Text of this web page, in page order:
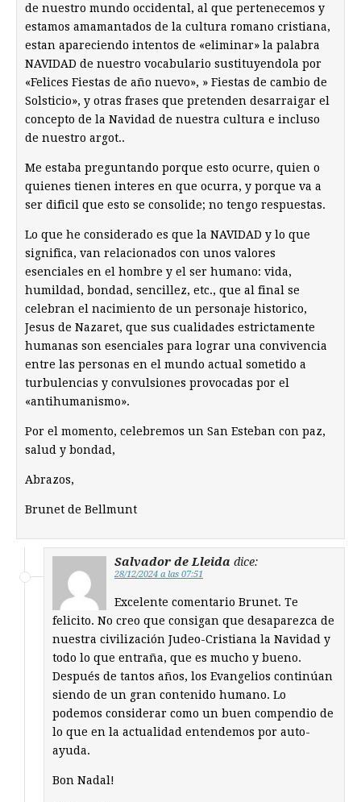
de nuestro mundo occidental, al que pertenecemos y
estamos amamantados de la cultura romano cristiana,
estan apareciendo intentos de «eliminar» la palabra
NAVIDAD de nuestro vocabulario sustituyendola por
«Felices Fiestas de año nuevo», » Fiestas de cambio de
Solsticio», y otras frases que pretenden desarraigar el
concepto de la Navidad de nuestra cultura e incluso
de nuestro argot..
Me estaba preguntando porque esto ocurre, quien o
quienes tienen interes en que ocurra, y porque va a
ser dificil que esto se consolide; no tengo respuestas.
Lo que he considerado es que la NAVIDAD y lo que
significa, van relacionados con unos valores
esenciales en el hombre y el ser humano: vida,
humildad, bondad, sencillez, etc., que al final se
celebran el nacimiento de un personaje historico,
Jesus de Nazaret, que sus cualidades estrictamente
humanas son esenciales para lograr una convivencia
entre las personas en el mundo actual sometido a
turbulencias y convulsiones provocadas por el
«antihumanismo».
Por el momento, celebremos un San Esteban con paz,
salud y bondad,
Abrazos,
Brunet de Bellmunt
Salvador de Lleida dice:
28/12/2024 a las 07:51
Excelente comentario Brunet. Te
felicito. No creo que consigan que desaparezca de
nuestra civilización Judeo-Cristiana la Navidad y
todo lo que entraña, que es mucho y bueno.
Después de tantos años, los Evangelios continúan
siendo de un gran contenido humano. Lo
podemos considerar como un buen compendio de
lo que en la actualidad entendemos por auto-
ayuda.
Bon Nadal!